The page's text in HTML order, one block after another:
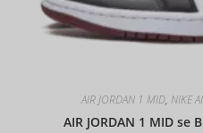
AIR JORDAN 1 MID, NIKE
AIR JORDAN 1 MID se